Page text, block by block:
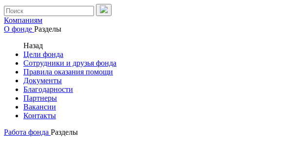
Компаниям
О фонде Разделы
Назад
Цели фонда
Сотрудники и друзья фонда
Правила оказания помощи
Документы
Благодарности
Партнеры
Вакансии
Контакты
Работа фонда Разделы